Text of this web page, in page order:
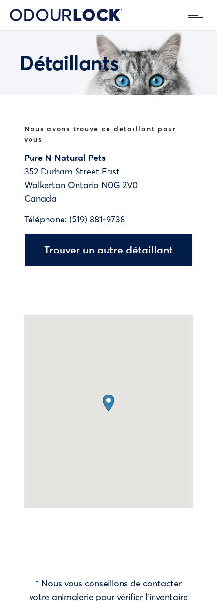
Détaillants
Nous avons trouvé ce détaillant pour
vous :
Pure N Natural Pets
352 Durham Street East
Walkerton Ontario N0G 2V0
Canada
Téléphone: (519) 881-9738
Trouver un autre détaillant
* Nous vous conseillons de contacter
votre animalerie pour vérifier l’inventaire